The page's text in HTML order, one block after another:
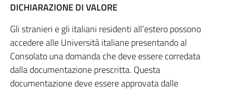
DICHIARAZIONE DI VALORE
Gli stranieri e gli italiani residenti all’estero possono
accedere alle Università italiane presentando al
Consolato una domanda che deve essere corredata
dalla documentazione prescritta. Questa
documentazione deve essere approvata dalle